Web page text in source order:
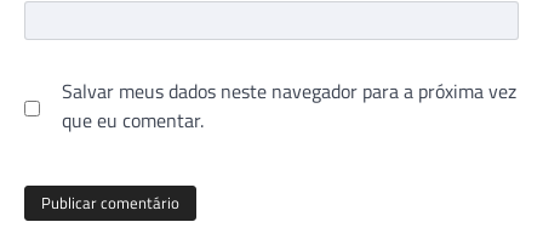
Salvar meus dados neste navegador para a próxima vez
que eu comentar.